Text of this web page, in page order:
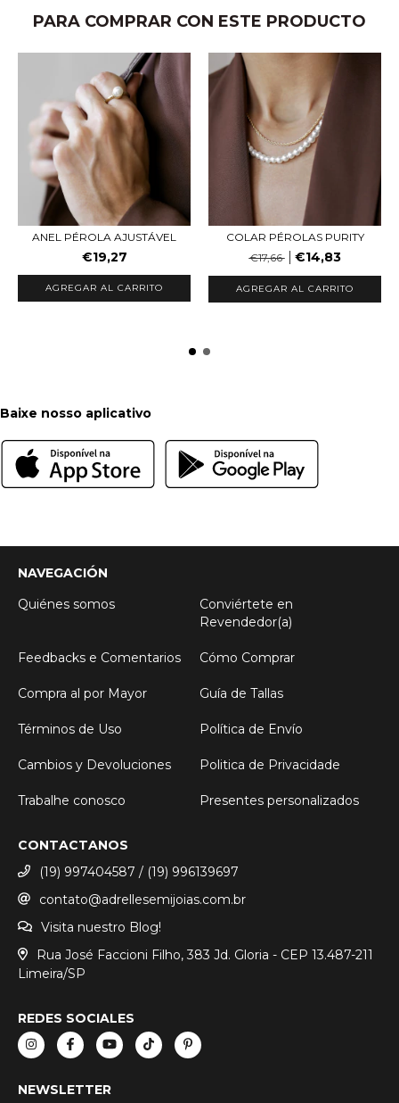
PARA COMPRAR CON ESTE PRODUCTO
ANEL PÉROLA AJUSTÁVEL
€19,27
COLAR PÉROLAS PURITY
€17,66
€14,83
Baixe nosso aplicativo
NAVEGACIÓN
Quiénes somos
Conviértete en
Revendedor(a)
Feedbacks e Comentarios Cómo Comprar
Compra al por Mayor Guía de Tallas
Términos de Uso Política de Envío
Cambios y Devoluciones Politica de Privacidade
Trabalhe conosco Presentes personalizados
CONTACTANOS
(19) 997404587 / (19) 996139697
contato@adrellesemijoias.com.br
Visita nuestro Blog!
Rua José Faccioni Filho, 383 Jd. Gloria - CEP 13.487-211
Limeira/SP
REDES SOCIALES
NEWSLETTER